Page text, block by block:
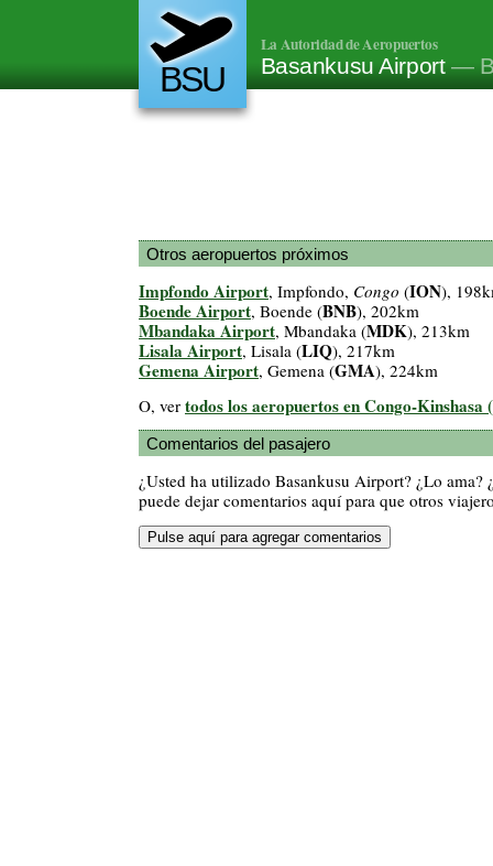
BSU
La Autoridad de Aeropuertos
Basankusu Airport —
Otros aeropuertos próximos
Impfondo Airport, Impfondo, Congo (ION),
Boende Airport, Boende (BNB), 202km
Mbandaka Airport, Mbandaka (MDK), 213km
Lisala Airport, Lisala (LIQ), 217km
Gemena Airport, Gemena (GMA), 224km
O, ver todos los aeropuertos en Congo-Kinshasa
Comentarios del pasajero
¿Usted ha utilizado Basankusu Airport? ¿Lo ama?
puede dejar comentarios aquí para que otros